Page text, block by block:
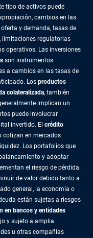
tipo de activos puede
cambios en las
y demanda, tasas de
limitaciones regulatorias
operativos. Las inversiones
son instrumentos
a cambios en las tasas de
Los productos
colateralizada, también
implican un
puede involucrar
invertido. El crédito
cotizan en mercados
Los portafolios que
y adoptar
el riesgo de pérdida.
de valor debido tanto a
general, la economía o
están sujetas a riesgos
en bancos y entidades
y sujeto a amplia
u otras compañías